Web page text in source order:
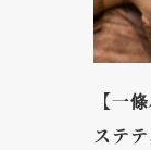
【一
ステ